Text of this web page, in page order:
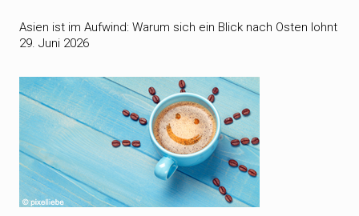
Asien ist im Aufwind: Warum sich ein Blick nach Osten lohnt
29. Juni 2026